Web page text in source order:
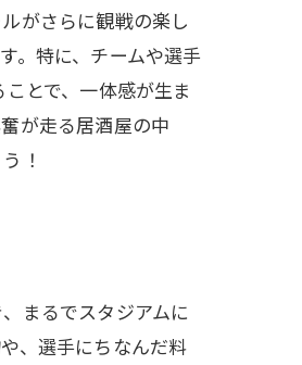
がさらに観戦の楽し
。特に、チームや選手
とで、一体感が生ま
が走る居酒屋の中
！
まるでスタジアムに
、選手にちなんだ料